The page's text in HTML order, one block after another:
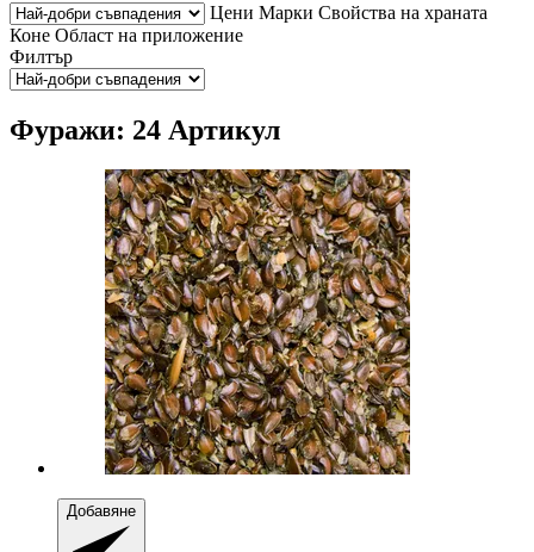
Цени Марки Свойства на храната
Коне Област на приложение
Филтър
Фуражи: 24 Артикул
Добавяне